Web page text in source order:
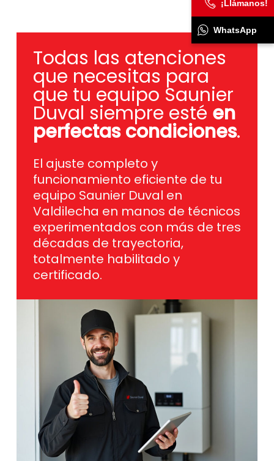
Todas las atenciones
que necesitas para
que tu equipo Saunier
Duval siempre esté en
perfectas condiciones.
El ajuste completo y
funcionamiento eficiente de tu
equipo Saunier Duval en
Valdilecha en manos de técnicos
experimentados con más de tres
décadas de trayectoria,
totalmente habilitado y
certificado.
¡Llámanos!
WhatsApp